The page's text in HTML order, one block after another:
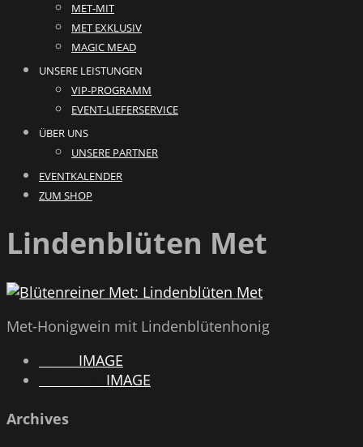
MET-MIT
MET EXKLUSIV
MAGIC MEAD
UNSERE LEISTUNGEN
VIP-PROGRAMM
EVENT-LIEFERSERVICE
ÜBER UNS
UNSERE PARTNER
EVENTKALENDER
ZUM SHOP
Lindenblüten Met
Met-Honigwein mit Lindenblütenhonig
IMAGE
IMAGE
Archives